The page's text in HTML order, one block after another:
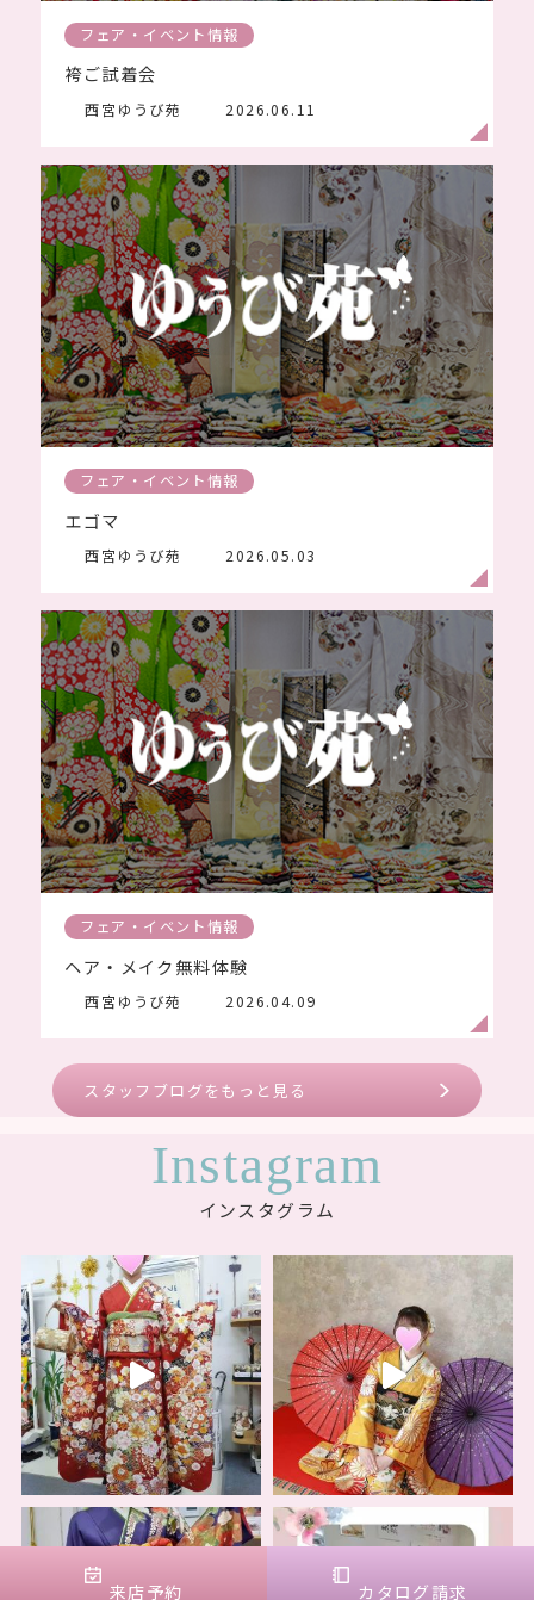
フェア・イベント情報
袴ご試着会
西宮ゆうび苑 2026.06.11
フェア・イベント情報
エゴマ
西宮ゆうび苑 2026.05.03
フェア・イベント情報
ヘア・メイク無料体験
西宮ゆうび苑 2026.04.09
スタッフブログをもっと見る
Instagram
インスタグラム
来店予約 カタログ 請求